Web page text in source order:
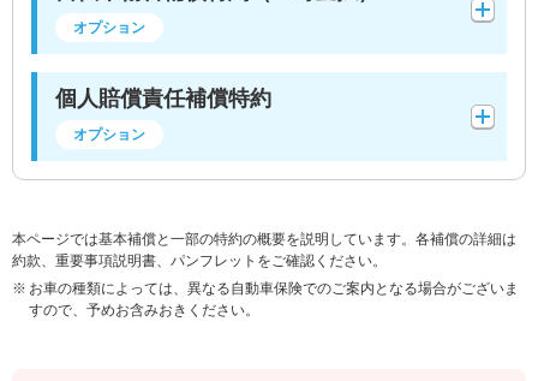
オプション
個人賠償責任補償特約
オプション
本ページでは基本補償と一部の特約の概要を説明しています。各補償の詳細は
約款、重要事項説明書、パンフレットをご確認ください。
お車の種類によっては、異なる自動車保険でのご案内となる場合がございま
すので、予めお含みおきください。